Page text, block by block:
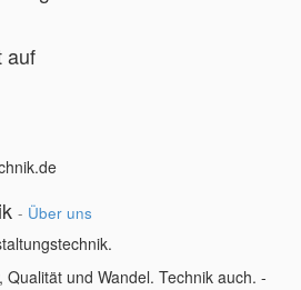
auf
- Über uns
Qualität und Wandel. Technik auch. -